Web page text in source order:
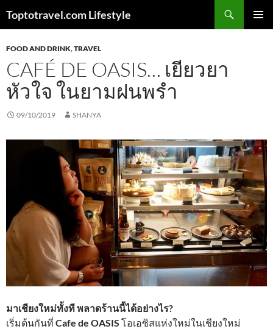
Toptotravel.com Lifestyle
FOOD AND DRINK,TRAVEL
CAFÉ DE OASIS… เยียวยา
หัวใจ ในยามฝนพรำ
09/10/2019 SHANYA
มาเชียงใหม่ทั้งที พลาดร้านนี้ได้อย่างไร?
เริ่มต้นกันที่ Cafe de OASIS โอเอซิสแห่งใหม่ในเชียงใหม่